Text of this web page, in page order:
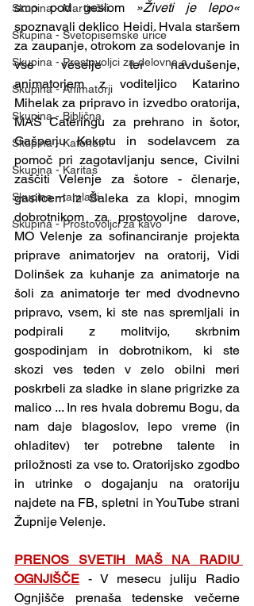
Skupina - Martinčki
Skupina - Svetopisemske urice
Skupina - Prostovoljci za delovne a
Skupina - Animatorji
Skupina - Biblična
Skupina - Kateheti
Skupina - Karitas
Skupina - tamladi
Skupina - Prostovoljci za kavo
smo pod geslom
spoznavali deklico Heidi. Hvala staršem
za zaupanje, otrokom za sodelovanje in
vse veselje ter navdušenje,
animatorjem z voditeljico Katarino
Mihelak za pripravo in izvedbo oratorija,
MAŠ Cateringu za prehrano in šotor,
Gašperju Kokotu in sodelavcem za
pomoč pri zagotavljanju sence, Civilni
zaščiti Velenje za šotore - členarje,
gasilcem iz Šaleka za klopi, mnogim
dobrotnikom za prostovoljne darove,
MO Velenje za sofinanciranje projekta
priprave animatorjev na oratorij, Vidi
Dolinšek za kuhanje za animatorje na
šoli za animatorje ter med dvodnevno
pripravo, vsem, ki ste nas spremljali in
podpirali z molitvijo, skrbnim
gospodinjam in dobrotnikom, ki ste
skozi ves teden v zelo obilni meri
poskrbeli za sladke in slane prigrizke za
malico ... In res hvala dobremu Bogu, da
nam daje blagoslov, lepo vreme (in
ohladitev) ter potrebne talente in
priložnosti za vse to. Oratorijsko zgodbo
in utrinke o dogajanju na oratoriju
najdete na FB, spletni in YouTube strani
Župnije Velenje.
PRENOS SVETIH MAŠ NA RADIU
OGNJIŠČE - V mesecu juliju Radio
Ognjišče prenaša tedenske večerne